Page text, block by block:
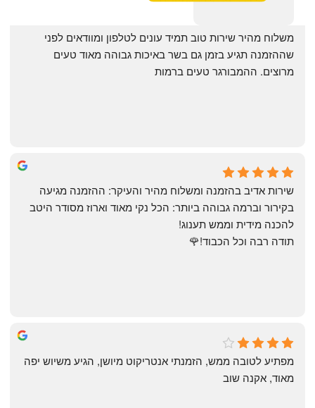
May Azulay
a month ago
מרוצים. ההמבורגר טעים ברמות
michal gottfried
4 months ago
להכנה מידית וממש תענוג!
תודה רבה וכל הכבוד!🌹
מאוד, אקנה שוב